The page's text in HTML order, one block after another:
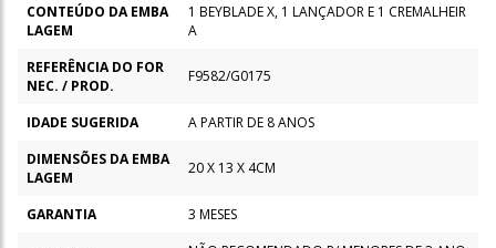
CONTEÚDO DA EMBA
LAGEM
1 BEYBLADE X, 1 LANÇADOR E 1 CREMALHEIR
A
REFERÊNCIA DO FOR
NEC. / PROD.
F9582/G0175
IDADE SUGERIDA
A PARTIR DE 8 ANOS
DIMENSÕES DA EMBA
LAGEM
20 X 13 X 4CM
GARANTIA 3 MESES